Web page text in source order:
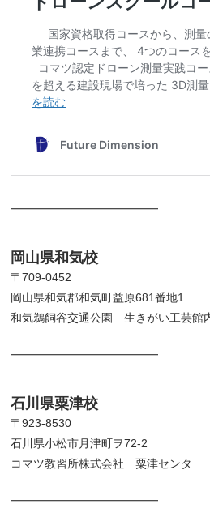
━━━━━━━━━━━━━
岡山県和気校
〒709-0452
岡山県和気郡和気町益原681番地1
和気鵜飼谷交通公園 生きがい工芸館
━━━━━━━━━━━━━
石川県粟津校
〒923-8530
石川県小松市月津町ヲ72-2
コマツ教習所株式会社 粟津センタ
━━━━━━━━━━━━━